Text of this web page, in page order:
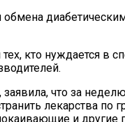
кто нуждается в
что за
лекарства
и